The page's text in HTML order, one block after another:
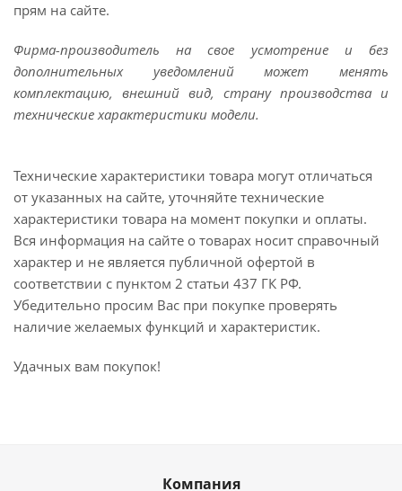
прям на сайте.
Фирма-производитель на свое усмотрение и без
дополнительных уведомлений может менять
комплектацию, внешний вид, страну производства и
технические характеристики модели.
Технические характеристики товара могут отличаться
от указанных на сайте, уточняйте технические
характеристики товара на момент покупки и оплаты.
Вся информация на сайте о товарах носит справочный
характер и не является публичной офертой в
соответствии с пунктом 2 статьи 437 ГК РФ.
Убедительно просим Вас при покупке проверять
наличие желаемых функций и характеристик.
Удачных вам покупок!
Компания